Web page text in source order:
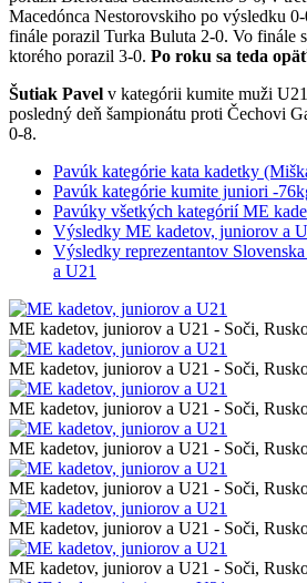
Macedónca Nestorovskiho po výsledku
finále porazil Turka Buluta 2-0. Vo finále
ktorého porazil 3-0. Po roku sa teda
Šutiak Pavel v kategórii kumite muži
posledný deň šampionátu proti Čechovi
0-8.
Pavúk kategórie kata kadetky
Pavúk kategórie kumite juniori -
Pavúky všetkých kategórií ME
Výsledky ME kadetov, juniorov a
Výsledky reprezentantov
a U21
ME kadetov, juniorov a U21 - Soči,
ME kadetov, juniorov a U21 - Soči,
ME kadetov, juniorov a U21 - Soči,
ME kadetov, juniorov a U21 - Soči,
ME kadetov, juniorov a U21 - Soči,
ME kadetov, juniorov a U21 - Soči,
ME kadetov, juniorov a U21 - Soči,